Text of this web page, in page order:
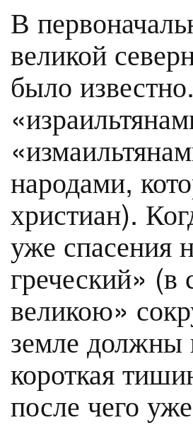
В
великой
было
народами,
христиан).
уже спасения
греческий»
великою»
земле должны
короткая
после чего